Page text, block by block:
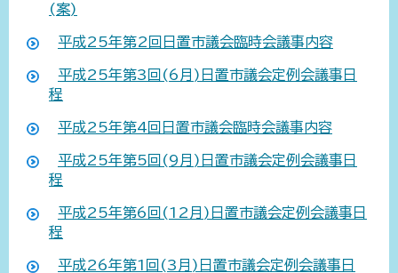
(案)
平成25年第2回日置市議会臨時会議事内容
平成25年第3回(6月)日置市議会定例会議事日
程
平成25年第4回日置市議会臨時会議事内容
平成25年第5回(9月)日置市議会定例会議事日
程
平成25年第6回(12月)日置市議会定例会議事日
程
平成26年第1回(3月)日置市議会定例会議事日